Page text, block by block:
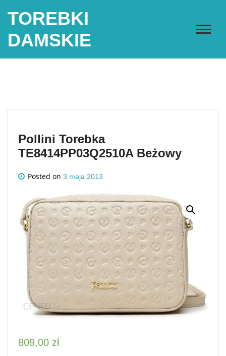
TOREBKI
DAMSKIE
Pollini Torebka
TE8414PP03Q2510A Beżowy
Posted on 3 maja 2013
809,00 zł